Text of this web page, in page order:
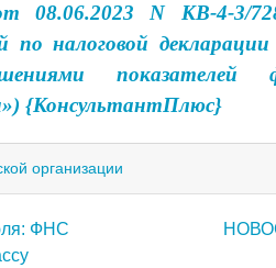
08.06.2023 N КВ-4-3/
по налоговой
{КонсультантПлюс}
организации
ФНС